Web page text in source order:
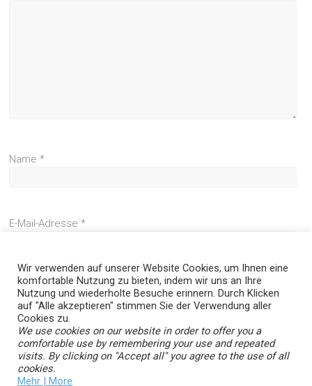
Name*
E-Mail-Adresse*
Website
Wir verwenden auf unserer Website Cookies, um Ihnen eine
komfortable Nutzung zu bieten, indem wir uns an Ihre
Nutzung und wiederholte Besuche erinnern. Durch Klicken
auf "Alle akzeptieren" stimmen Sie der Verwendung aller
Cookies zu.
We use cookies on our website in order to offer you a
comfortable use by remembering your use and repeated
visits. By clicking on "Accept all" you agree to the use of all
cookies.
Mehr | More